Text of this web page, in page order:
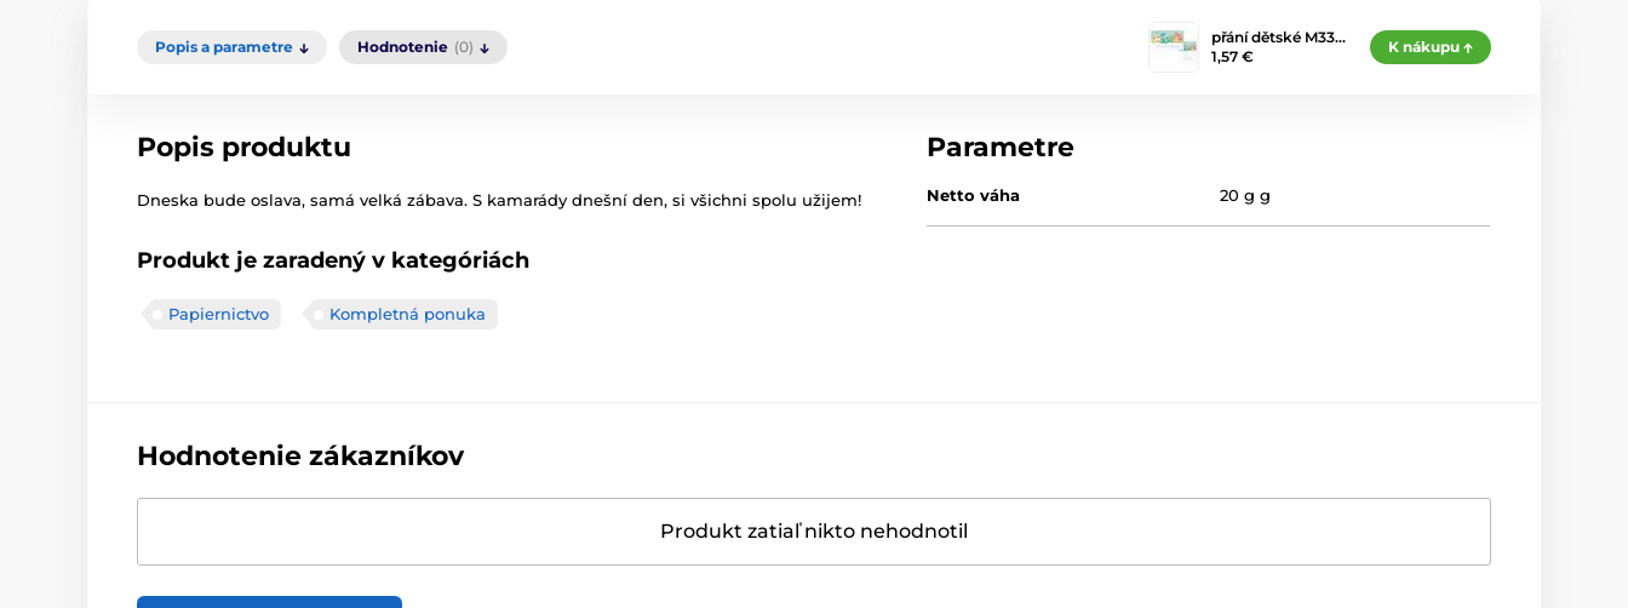
Popis a parametre Hodnotenie (0)
přání dětské M33…
1,57 €
K nákupu
Popis produktu
Dneska bude oslava, samá velká zábava. S kamarády dnešní den, si všichni spolu užijem!
Produkt je zaradený v kategóriách
Papiernictvo Kompletná ponuka
Parametre
Netto váha 20 g g
Hodnotenie zákazníkov
Produkt zatiaľ nikto nehodnotil